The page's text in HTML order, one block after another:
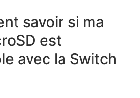
savoir si ma
est
avec la Switch